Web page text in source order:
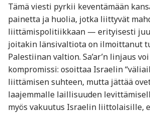
Tämä viesti pyrkii keventämään
painetta ja huolia, jotka liittyvät
liittämispolitiikkaan — erityisesti
joitakin länsivaltiota on ilmoittanut
Palestiinan valtion. Sa’ar’n linjaus
kompromissi: osoittaa Israelin
liittämisen suhteen, mutta jättää
laajemmalle laillisuuden
myös vakuutus Israelin liittolaisille,